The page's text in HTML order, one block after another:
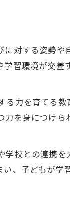
対する姿勢や
習環境が交差
る力を育てる
を身につけ
校との連携
、子どもが学